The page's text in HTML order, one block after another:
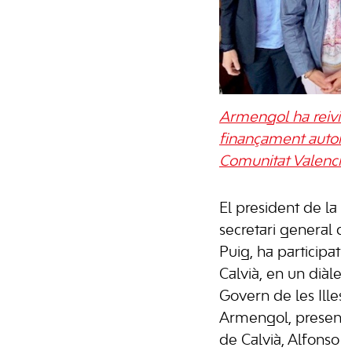
Armengol ha
finançament
Comunitat
El president de
secretari general
Puig, ha
Calvià, en un
Govern de les
Armengol,
de Calvià,